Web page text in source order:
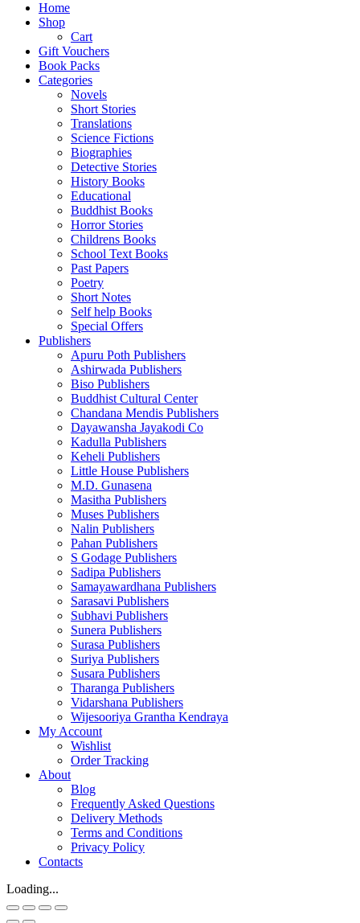
Home
Shop
Cart
Gift Vouchers
Book Packs
Categories
Novels
Short Stories
Translations
Science Fictions
Biographies
Detective Stories
History Books
Educational
Buddhist Books
Horror Stories
Childrens Books
School Text Books
Past Papers
Poetry
Short Notes
Self help Books
Special Offers
Publishers
Apuru Poth Publishers
Ashirwada Publishers
Biso Publishers
Buddhist Cultural Center
Chandana Mendis Publishers
Dayawansha Jayakodi Co
Kadulla Publishers
Keheli Publishers
Little House Publishers
M.D. Gunasena
Masitha Publishers
Muses Publishers
Nalin Publishers
Pahan Publishers
S Godage Publishers
Sadipa Publishers
Samayawardhana Publishers
Sarasavi Publishers
Subhavi Publishers
Sunera Publishers
Surasa Publishers
Suriya Publishers
Susara Publishers
Tharanga Publishers
Vidarshana Publishers
Wijesooriya Grantha Kendraya
My Account
Wishlist
Order Tracking
About
Blog
Frequently Asked Questions
Delivery Methods
Terms and Conditions
Privacy Policy
Contacts
Loading...